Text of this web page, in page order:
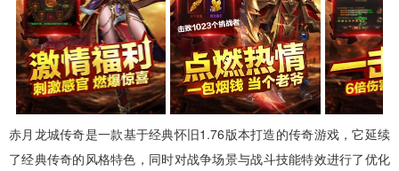
赤月龙城传奇是一款基于经典怀旧1.76版本打造的传奇游戏，它延续
了经典传奇的风格特色，同时对战争场景与战斗技能特效进行了优化